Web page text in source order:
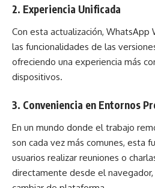
2. Experiencia Unificada
Con esta actualización, WhatsApp
las funcionalidades de las
ofreciendo una experiencia más
dispositivos.
3. Conveniencia en Entornos
En un mundo donde el trabajo
son cada vez más comunes, esta
usuarios realizar reuniones o
directamente desde el navegador,